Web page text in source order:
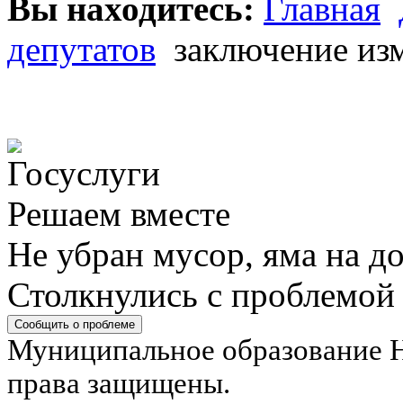
Вы находитесь: Главная
депутатов заключение
Решаем вместе
Не убран мусор, яма на
Столкнулись с
Сообщить о проблеме
Муниципальное образование
права защищены.